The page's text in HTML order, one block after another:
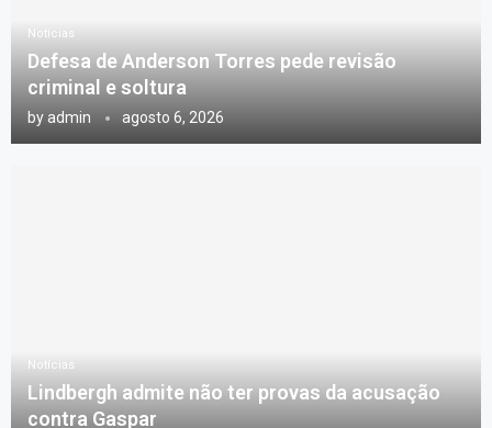
Notícias
Defesa de Anderson Torres pede revisão
criminal e soltura
by admin agosto 6, 2026
Notícias
Lindbergh admite não ter provas da acusação
contra Gaspar